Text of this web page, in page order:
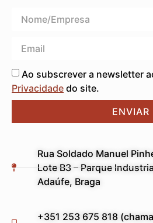
Ao subscrever a newsletter
Privacidade do site.
ENVIAR
Rua Soldado Manuel
Lote B3 – Parque
Adaúfe, Braga
+351 253 675 818